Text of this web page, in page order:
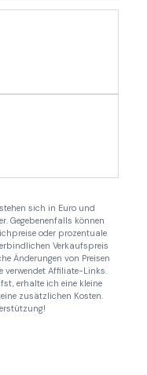
sich in Euro und
Gegebenenfalls können
oder prozentuale
Verkaufspreis
Änderungen von Preisen
verwendet Affiliate-Links.
erhalte ich eine kleine
zusätzlichen Kosten.